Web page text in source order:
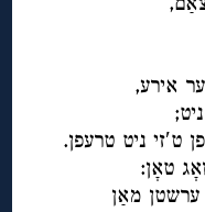
אירע,
ט′זי ניט טרעפן.
טאָן:
ערשטן מאַן